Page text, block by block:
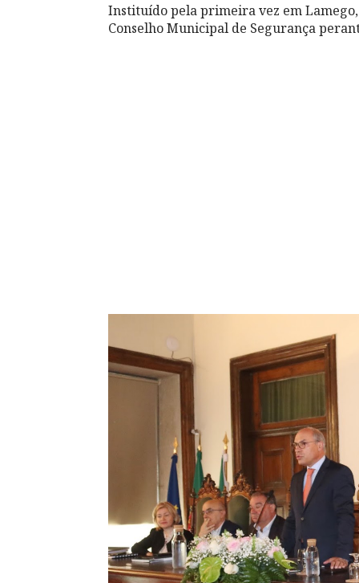
Instituído pela primeira vez em
Conselho Municipal de Segurança